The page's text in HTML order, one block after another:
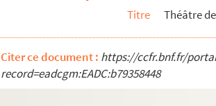
Titre Théâtre
Citer ce document : https://ccfr.bnf.fr/
record=eadcgm:EADC:b79358448